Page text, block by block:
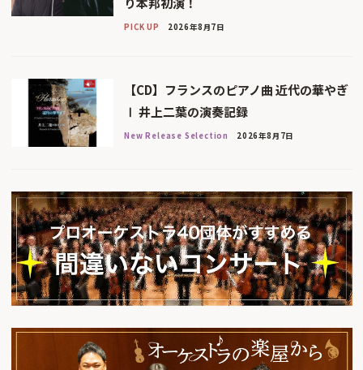
PICK UP 2026年8月7日
【CD】フランスのピアノ曲 近代の華やぎ
Ⅰ 井上二葉の演奏記録
New Release Selection 2026年8月7日